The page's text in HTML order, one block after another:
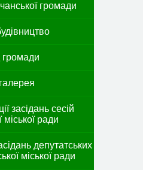
громади
засідань сесій
міської ради
депутатських
міської ради